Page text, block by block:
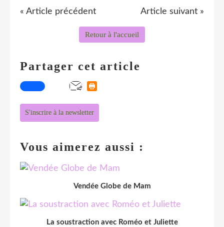
« Article précédent Article suivant »
Retour à l'accueil
Partager cet article
S'inscrire à la newsletter
Vous aimerez aussi :
Vendée Globe de Mam
La soustraction avec Roméo et Juliette